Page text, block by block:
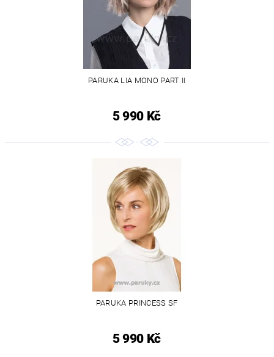
PARUKA LIA MONO PART II
5 990 Kč
PARUKA PRINCESS SF
5 990 Kč